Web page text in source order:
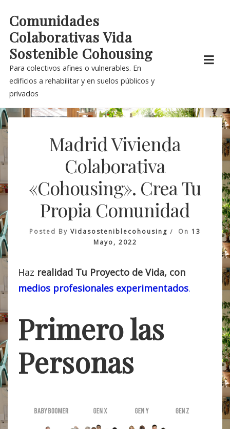
content
Comunidades
Colaborativas Vida
Sostenible Cohousing
Para colectivos afines o vulnerables. En
edificios a rehabilitar y en suelos públicos y
privados
Madrid Vivienda
Colaborativa
«Cohousing». Crea Tu
Propia Comunidad
Posted By Vidasosteniblecohousing On 13
Mayo, 2022
Haz realidad Tu Proyecto de Vida, con
medios profesionales experimentados.
Primero las
Personas